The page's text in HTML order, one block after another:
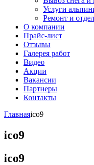
Услуги
Ремонт и
О компании
Прайс-лист
Отзывы
Галерея работ
Видео
Акции
Вакансии
Партнеры
Контакты
Главнаяico9
ico9
ico9